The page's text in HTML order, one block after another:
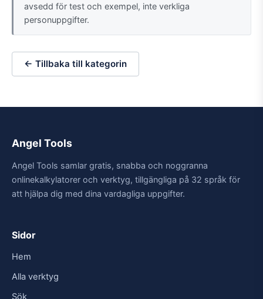
avsedd för test och exempel, inte verkliga
personuppgifter.
← Tillbaka till kategorin
Angel Tools
Angel Tools samlar gratis, snabba och noggranna
onlinekalkylatorer och verktyg, tillgängliga på 32 språk för
att hjälpa dig med dina vardagliga uppgifter.
Sidor
Hem
Alla verktyg
Sök